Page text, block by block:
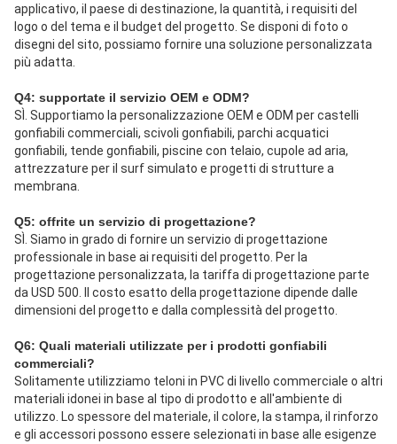
applicativo, il paese di destinazione, la quantità, i requisiti del
logo o del tema e il budget del progetto. Se disponi di foto o
disegni del sito, possiamo fornire una soluzione personalizzata
più adatta.
Q4: supportate il servizio OEM e ODM?
SÌ. Supportiamo la personalizzazione OEM e ODM per castelli
gonfiabili commerciali, scivoli gonfiabili, parchi acquatici
gonfiabili, tende gonfiabili, piscine con telaio, cupole ad aria,
attrezzature per il surf simulato e progetti di strutture a
membrana.
Q5: offrite un servizio di progettazione?
SÌ. Siamo in grado di fornire un servizio di progettazione
professionale in base ai requisiti del progetto. Per la
progettazione personalizzata, la tariffa di progettazione parte
da USD 500. Il costo esatto della progettazione dipende dalle
dimensioni del progetto e dalla complessità del progetto.
Q6: Quali materiali utilizzate per i prodotti gonfiabili
commerciali?
Solitamente utilizziamo teloni in PVC di livello commerciale o altri
materiali idonei in base al tipo di prodotto e all'ambiente di
utilizzo. Lo spessore del materiale, il colore, la stampa, il rinforzo
e gli accessori possono essere selezionati in base alle esigenze